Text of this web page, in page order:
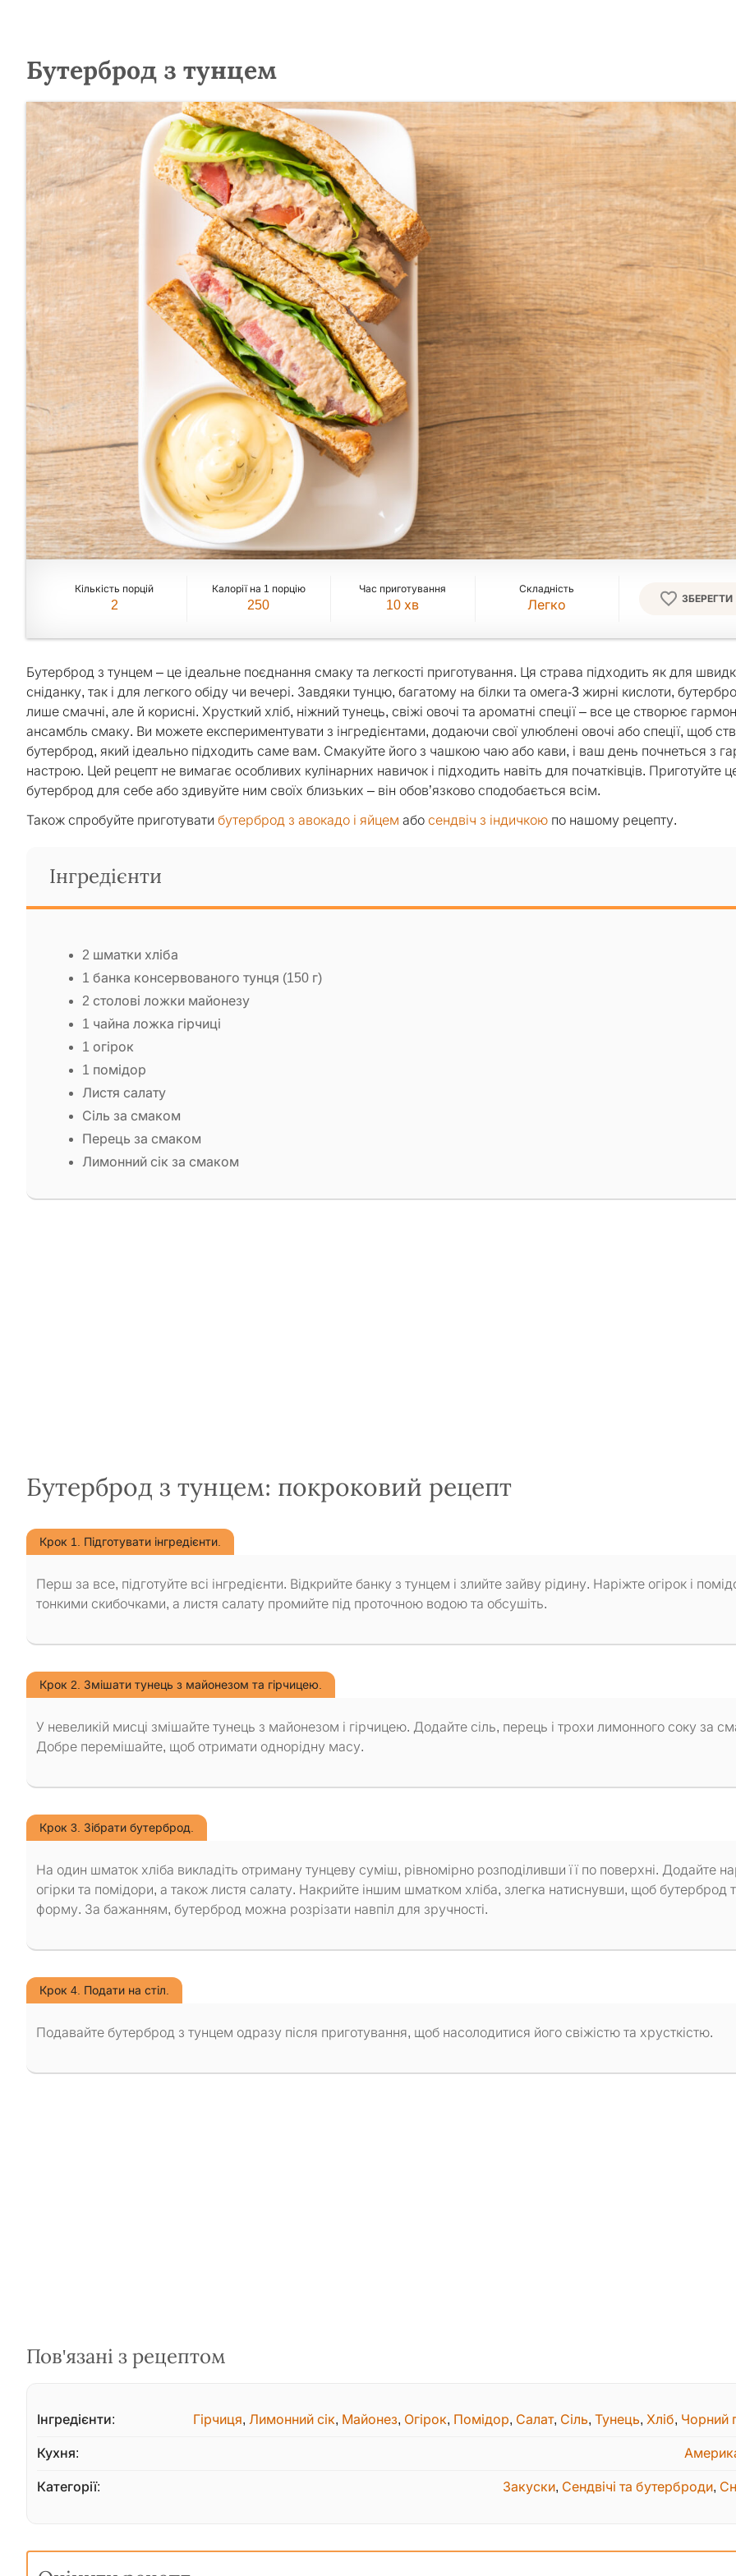
Бутерброд з тунцем
Кількість порцій
2
Калорії на 1 порцію
250
Час приготування
10 хв
Складність
Легко ЗБЕРЕГТИ
Бутерброд з тунцем – це ідеальне поєднання смаку та легкості приготування. Ця страва підходить як для
сніданку, так і для легкого обіду чи вечері. Завдяки тунцю, багатому на білки та омега-3 жирні кислоти,
лише смачні, але й корисні. Хрусткий хліб, ніжний тунець, свіжі овочі та ароматні спеції – все це створює
ансамбль смаку. Ви можете експериментувати з інгредієнтами, додаючи свої улюблені овочі або спеції, щоб
бутерброд, який ідеально підходить саме вам. Смакуйте його з чашкою чаю або кави, і ваш день почнеться з
настрою. Цей рецепт не вимагає особливих кулінарних навичок і підходить навіть для початківців. Приготуйте
бутерброд для себе або здивуйте ним своїх близьких – він обов’язково сподобається всім.
Також спробуйте приготувати бутерброд з авокадо і яйцем або сендвіч з індичкою по нашому рецепту.
Інгредієнти
2 шматки хліба
1 банка консервованого тунця (150 г)
2 столові ложки майонезу
1 чайна ложка гірчиці
1 огірок
1 помідор
Листя салату
Сіль за смаком
Перець за смаком
Лимонний сік за смаком
Бутерброд з тунцем: покроковий рецепт
Крок 1. Підготувати інгредієнти.
Перш за все, підготуйте всі інгредієнти. Відкрийте банку з тунцем і злийте зайву рідину. Наріжте огірок і
тонкими скибочками, а листя салату промийте під проточною водою та обсушіть.
Крок 2. Змішати тунець з майонезом та гірчицею.
У невеликій мисці змішайте тунець з майонезом і гірчицею. Додайте сіль, перець і трохи лимонного соку за
Добре перемішайте, щоб отримати однорідну масу.
Крок 3. Зібрати бутерброд.
На один шматок хліба викладіть отриману тунцеву суміш, рівномірно розподіливши її по поверхні. Додайте
огірки та помідори, а також листя салату. Накрийте іншим шматком хліба, злегка натиснувши, щоб бутерброд
форму. За бажанням, бутерброд можна розрізати навпіл для зручності.
Крок 4. Подати на стіл.
Подавайте бутерброд з тунцем одразу після приготування, щоб насолодитися його свіжістю та хрусткістю.
Пов'язані з рецептом
Інгредієнти: Гірчиця, Лимонний сік, Майонез, Огірок, Помідор, Салат, Сіль, Тунець, Хліб, Чорний
Кухня:
Категорії: Закуски, Сендвічі та бутерброди,